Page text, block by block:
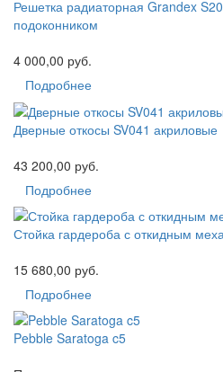
Решетка радиаторная Grandex
подоконником
4 000,00 руб.
Подробнее
Дверные откосы SV041 акриловые
43 200,00 руб.
Подробнее
Стойка гардероба с откидным
15 680,00 руб.
Подробнее
Pebble Saratoga c5